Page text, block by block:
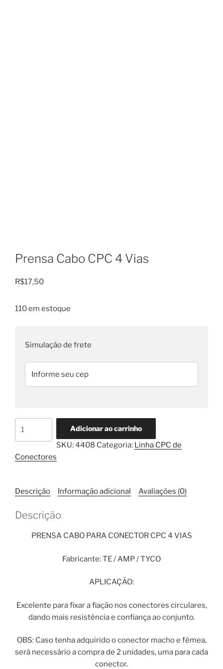
Prensa Cabo CPC 4 Vias
R$17,50
110 em estoque
Simulação de frete
4
Adicionar ao carrinho
SKU:4408 Categoria: Linha CPC de
Conectores
Descrição Informação adicional Avaliações (0)
Descrição
PRENSA CABO PARA CONECTOR CPC 4 VIAS
Fabricante: TE / AMP / TYCO
APLICAÇÃO:
Excelente para fixar a fiação nos conectores circulares,
dando mais resistência e confiança ao conjunto.
OBS: Caso tenha adquirido o conector macho e fêmea,
será necessário a compra de 2 unidades, uma para cada
conector.